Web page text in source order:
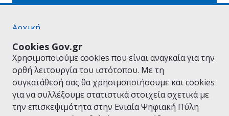
Cookies Gov.gr
Χρησιμοποιούμε cookies που είναι αναγκαία για την
ορθή λειτουργία του ιστότοπου. Με τη
συγκατάθεσή σας θα χρησιμοποιήσουμε και cookies
για να συλλέξουμε στατιστικά στοιχεία σχετικά με
την επισκεψιμότητα στην Ενιαία Ψηφιακή Πύλη
Αρχική
Όροι Χρήσης
Πολιτική Απορρήτου
Δήλωση προσβασιμότητας
Πολιτική cookies
Προτάσεις για το gov.gr
Υλοποίηση από το Υπουργείο Ψηφιακής